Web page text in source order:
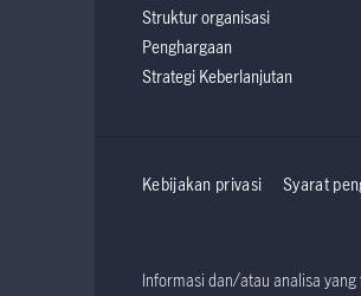
Struktur organisasi
Penghargaan
Strategi Keberlanjutan
Kebijakan privasi Syarat
Informasi dan/atau analisa